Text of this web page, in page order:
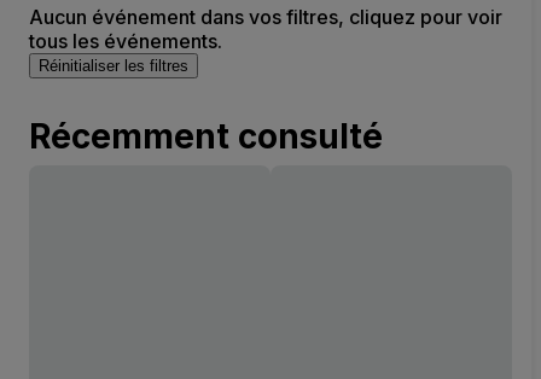
Aucun événement dans vos filtres, cliquez pour voir
tous les événements.
Réinitialiser les filtres
Récemment consulté